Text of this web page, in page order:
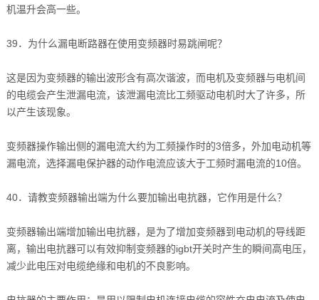
机温升会高一些。
39．为什么漏电断路器在使用变频器时易跳闸呢？
这是因为变频器的输出波形含有高次谐波，而电机及变频器与电机间
的电缆会产生泄漏电流，该泄漏电流比工频驱动电机时大了许多，所
以产生该现象。
变频器操作输出侧的漏电流大约为工频操作时的3倍多，外加电动机等
漏电流，选择漏电保护器的动作电流应该大于工频时漏电流的10倍。
40．请教变频器输出端为什么要加输出电抗器，它作用是什么？
变频器输出端增加输出电抗器，是为了增加变频器到电动机的导线距
离，输出电抗器可以有效抑制变频器的igbt开关时产生的瞬间高电压，
减少此电压对电缆绝缘和电机的不良影响。